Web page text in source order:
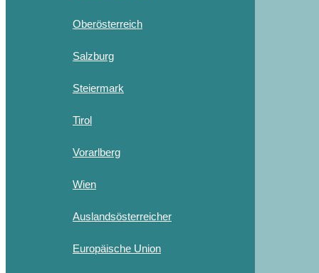
Oberösterreich
Salzburg
Steiermark
Tirol
Vorarlberg
Wien
Auslandsösterreicher
Europäische Union